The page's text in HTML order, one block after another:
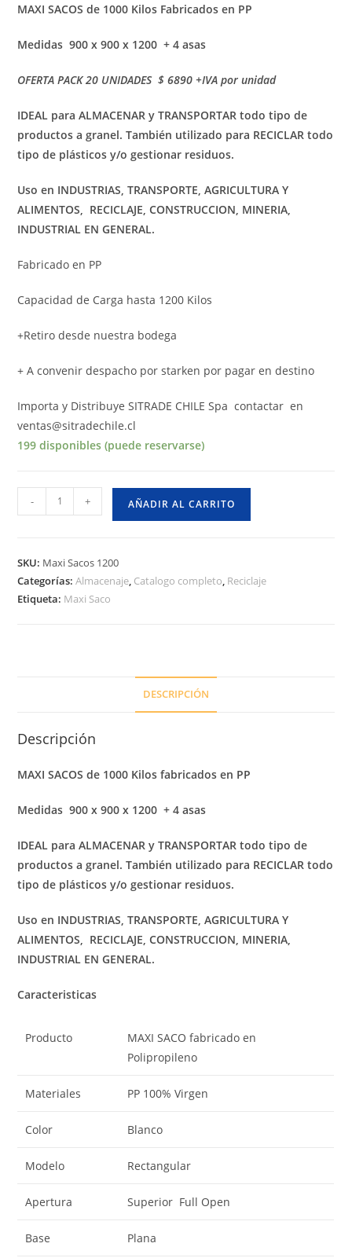
MAXI SACOS de 1000 Kilos Fabricados en PP
Medidas 900 x 900 x 1200 + 4 asas
OFERTA PACK 20 UNIDADES $ 6890 +IVA por unidad
IDEAL para ALMACENAR y TRANSPORTAR todo tipo de
productos a granel.También utilizado para RECICLARtodo
tipo de plásticos y/o gestionar residuos.
Uso en INDUSTRIAS, TRANSPORTE, AGRICULTURA Y
ALIMENTOS, RECICLAJE, CONSTRUCCION, MINERIA,
INDUSTRIAL EN GENERAL.
Fabricado en PP
Capacidad de Carga hasta 1200 Kilos
+Retiro desde nuestra bodega
+ A convenir despacho por starken por pagar en destino
Importa y Distribuye SITRADE CHILE Spa contactar en
ventas@sitradechile.cl
199 disponibles (puede reservarse)
Sacos
Kilos
fabricados
- + AÑADIR AL CARRITO
SKU: Maxi Sacos 1200
Categorías:Almacenaje, Catalogo completo, Reciclaje
Etiqueta: Maxi Saco
DESCRIPCIÓN
Descripción
MAXI SACOS de 1000 Kilos fabricados en PP
Medidas 900 x 900 x 1200 + 4 asas
IDEAL para ALMACENAR y TRANSPORTAR todo tipo de
productos a granel.También utilizado para RECICLARtodo
tipo de plásticos y/o gestionar residuos.
Uso en INDUSTRIAS, TRANSPORTE, AGRICULTURA Y
ALIMENTOS, RECICLAJE, CONSTRUCCION, MINERIA,
INDUSTRIAL EN GENERAL.
Caracteristicas
Producto
MAXI SACO fabricado en
Polipropileno
Materiales PP 100% Virgen
Color Blanco
Modelo Rectangular
Apertura Superior Full Open
Base Plana